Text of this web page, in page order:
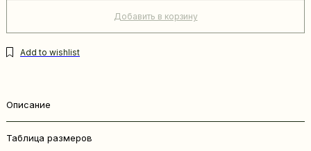
Добавить в корзину
Описание
Таблица размеров